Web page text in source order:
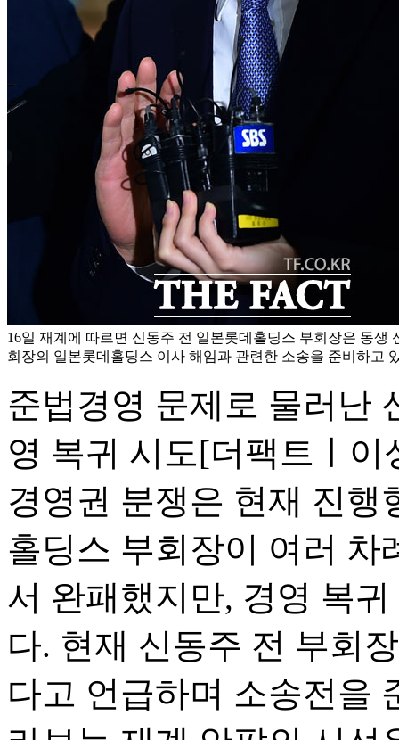
16일 재계에 따르면 신동주 전 일본롯데홀딩스 부회장은 동생
회장의 일본롯데홀딩스 이사 해임과 관련한 소송을 준비하고
준법경영 문제로 물러난
영 복귀 시도[더팩트ㅣ이
경영권 분쟁은 현재 진행
홀딩스 부회장이 여러 차
서 완패했지만, 경영 복
다. 현재 신동주 전 부회
다고 언급하며 소송전을